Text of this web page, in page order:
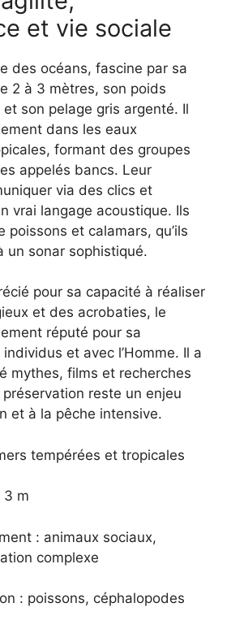
et vie sociale
des océans, fascine par sa
2 à 3 mètres, son poids
et son pelage gris argenté. Il
dans les eaux
formant des groupes
appelés bancs. Leur
via des clics et
vrai langage acoustique. Ils
poissons et calamars, qu’ils
un sonar sophistiqué.
pour sa capacité à réaliser
et des acrobaties, le
réputé pour sa
et avec l’Homme. Il a
mythes, films et recherches
reste un enjeu
et à la pêche intensive.
tempérées et tropicales
3 m
: animaux sociaux,
complexe
: poissons, céphalopodes